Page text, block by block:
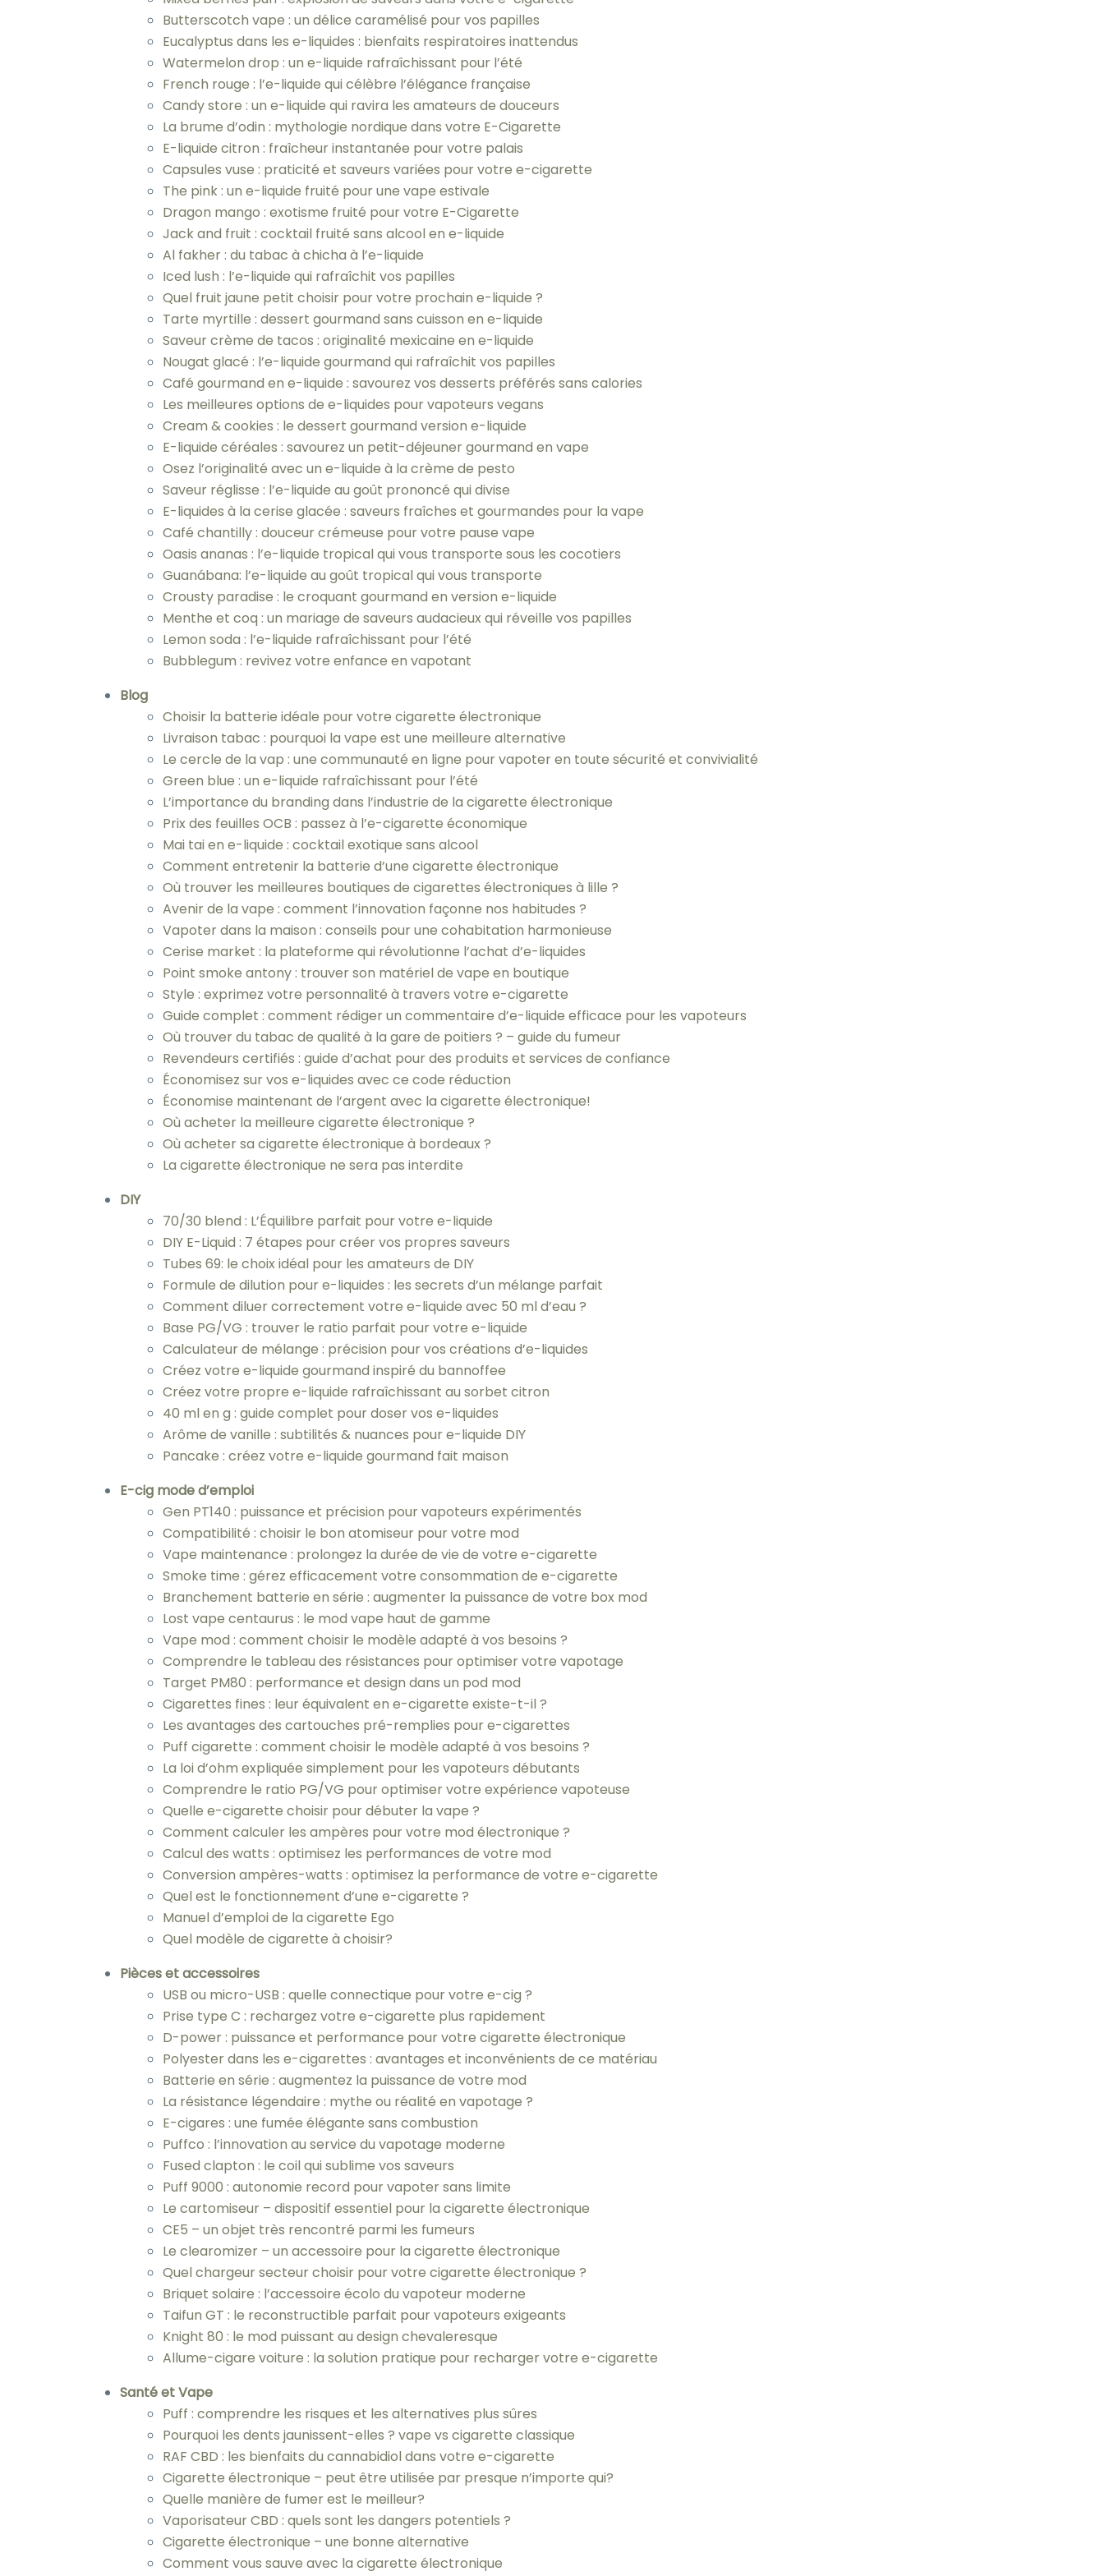
Butterscotch vape : un délice caramélisé pour vos papilles
Eucalyptus dans les e-liquides : bienfaits respiratoires inattendus
Watermelon drop : un e-liquide rafraîchissant pour l’été
French rouge : l’e-liquide qui célèbre l’élégance française
Candy store : un e-liquide qui ravira les amateurs de douceurs
La brume d’odin : mythologie nordique dans votre E-Cigarette
E-liquide citron : fraîcheur instantanée pour votre palais
Capsules vuse : praticité et saveurs variées pour votre e-cigarette
The pink : un e-liquide fruité pour une vape estivale
Dragon mango : exotisme fruité pour votre E-Cigarette
Jack and fruit : cocktail fruité sans alcool en e-liquide
Al fakher : du tabac à chicha à l’e-liquide
Iced lush : l’e-liquide qui rafraîchit vos papilles
Quel fruit jaune petit choisir pour votre prochain e-liquide ?
Tarte myrtille : dessert gourmand sans cuisson en e-liquide
Saveur crème de tacos : originalité mexicaine en e-liquide
Nougat glacé : l’e-liquide gourmand qui rafraîchit vos papilles
Café gourmand en e-liquide : savourez vos desserts préférés sans calories
Les meilleures options de e-liquides pour vapoteurs vegans
Cream & cookies : le dessert gourmand version e-liquide
E-liquide céréales : savourez un petit-déjeuner gourmand en vape
Osez l’originalité avec un e-liquide à la crème de pesto
Saveur réglisse : l’e-liquide au goût prononcé qui divise
E-liquides à la cerise glacée : saveurs fraîches et gourmandes pour la vape
Café chantilly : douceur crémeuse pour votre pause vape
Oasis ananas : l’e-liquide tropical qui vous transporte sous les cocotiers
Guanábana: l’e-liquide au goût tropical qui vous transporte
Crousty paradise : le croquant gourmand en version e-liquide
Menthe et coq : un mariage de saveurs audacieux qui réveille vos papilles
Lemon soda : l’e-liquide rafraîchissant pour l’été
Bubblegum : revivez votre enfance en vapotant
Blog
Choisir la batterie idéale pour votre cigarette électronique
Livraison tabac : pourquoi la vape est une meilleure alternative
Le cercle de la vap : une communauté en ligne pour vapoter en toute sécurité et convivialité
Green blue : un e-liquide rafraîchissant pour l’été
L’importance du branding dans l’industrie de la cigarette électronique
Prix des feuilles OCB : passez à l’e-cigarette économique
Mai tai en e-liquide : cocktail exotique sans alcool
Comment entretenir la batterie d’une cigarette électronique
Où trouver les meilleures boutiques de cigarettes électroniques à lille ?
Avenir de la vape : comment l’innovation façonne nos habitudes ?
Vapoter dans la maison : conseils pour une cohabitation harmonieuse
Cerise market : la plateforme qui révolutionne l’achat d’e-liquides
Point smoke antony : trouver son matériel de vape en boutique
Style : exprimez votre personnalité à travers votre e-cigarette
Guide complet : comment rédiger un commentaire d’e-liquide efficace pour les vapoteurs
Où trouver du tabac de qualité à la gare de poitiers ? – guide du fumeur
Revendeurs certifiés : guide d’achat pour des produits et services de confiance
Économisez sur vos e-liquides avec ce code réduction
Économise maintenant de l’argent avec la cigarette électronique!
Où acheter la meilleure cigarette électronique ?
Où acheter sa cigarette électronique à bordeaux ?
La cigarette électronique ne sera pas interdite
DIY
70/30 blend : L’Équilibre parfait pour votre e-liquide
DIY E-Liquid : 7 étapes pour créer vos propres saveurs
Tubes 69: le choix idéal pour les amateurs de DIY
Formule de dilution pour e-liquides : les secrets d’un mélange parfait
Comment diluer correctement votre e-liquide avec 50 ml d’eau ?
Base PG/VG : trouver le ratio parfait pour votre e-liquide
Calculateur de mélange : précision pour vos créations d’e-liquides
Créez votre e-liquide gourmand inspiré du bannoffee
Créez votre propre e-liquide rafraîchissant au sorbet citron
40 ml en g : guide complet pour doser vos e-liquides
Arôme de vanille : subtilités & nuances pour e-liquide DIY
Pancake : créez votre e-liquide gourmand fait maison
E-cig mode d’emploi
Gen PT140 : puissance et précision pour vapoteurs expérimentés
Compatibilité : choisir le bon atomiseur pour votre mod
Vape maintenance : prolongez la durée de vie de votre e-cigarette
Smoke time : gérez efficacement votre consommation de e-cigarette
Branchement batterie en série : augmenter la puissance de votre box mod
Lost vape centaurus : le mod vape haut de gamme
Vape mod : comment choisir le modèle adapté à vos besoins ?
Comprendre le tableau des résistances pour optimiser votre vapotage
Target PM80 : performance et design dans un pod mod
Cigarettes fines : leur équivalent en e-cigarette existe-t-il ?
Les avantages des cartouches pré-remplies pour e-cigarettes
Puff cigarette : comment choisir le modèle adapté à vos besoins ?
La loi d’ohm expliquée simplement pour les vapoteurs débutants
Comprendre le ratio PG/VG pour optimiser votre expérience vapoteuse
Quelle e-cigarette choisir pour débuter la vape ?
Comment calculer les ampères pour votre mod électronique ?
Calcul des watts : optimisez les performances de votre mod
Conversion ampères-watts : optimisez la performance de votre e-cigarette
Quel est le fonctionnement d’une e-cigarette ?
Manuel d’emploi de la cigarette Ego
Quel modèle de cigarette à choisir?
Pièces et accessoires
USB ou micro-USB : quelle connectique pour votre e-cig ?
Prise type C : rechargez votre e-cigarette plus rapidement
D-power : puissance et performance pour votre cigarette électronique
Polyester dans les e-cigarettes : avantages et inconvénients de ce matériau
Batterie en série : augmentez la puissance de votre mod
La résistance légendaire : mythe ou réalité en vapotage ?
E-cigares : une fumée élégante sans combustion
Puffco : l’innovation au service du vapotage moderne
Fused clapton : le coil qui sublime vos saveurs
Puff 9000 : autonomie record pour vapoter sans limite
Le cartomiseur – dispositif essentiel pour la cigarette électronique
CE5 – un objet très rencontré parmi les fumeurs
Le clearomizer – un accessoire pour la cigarette électronique
Quel chargeur secteur choisir pour votre cigarette électronique ?
Briquet solaire : l’accessoire écolo du vapoteur moderne
Taifun GT : le reconstructible parfait pour vapoteurs exigeants
Knight 80 : le mod puissant au design chevaleresque
Allume-cigare voiture : la solution pratique pour recharger votre e-cigarette
Santé et Vape
Puff : comprendre les risques et les alternatives plus sûres
Pourquoi les dents jaunissent-elles ? vape vs cigarette classique
RAF CBD : les bienfaits du cannabidiol dans votre e-cigarette
Cigarette électronique – peut être utilisée par presque n’importe qui?
Quelle manière de fumer est le meilleur?
Vaporisateur CBD : quels sont les dangers potentiels ?
Cigarette électronique – une bonne alternative
Comment vous sauve avec la cigarette électronique